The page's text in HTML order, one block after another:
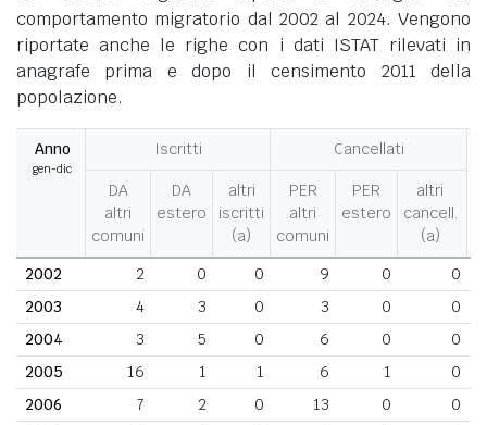
comportamento migratorio dal 2002 al 2024. Vengono
riportate anche le righe con i dati ISTAT rilevati in
anagrafe prima e dopo il censimento 2011 della
popolazione.
Anno
gen-dic
Iscritti
Cancellati
DA
altri
comuni
DA
estero
altri
iscritti
(a)
PER
altri
comuni
PER
estero
altri
cancell.
(a)
2002
2 0 0 9 0
0
2003
4 3 0 3 0
0
2004
3 5 0 6 0
0
2005
16 1 1 6 1
0
2006
7 2 0 13 0
0